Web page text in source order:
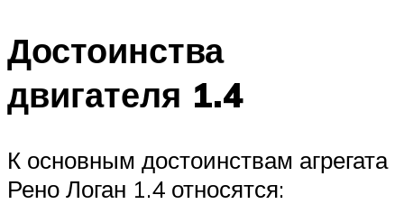
Достоинства
двигателя 1.4
К основным достоинствам агрегата
Рено Логан 1.4 относятся: